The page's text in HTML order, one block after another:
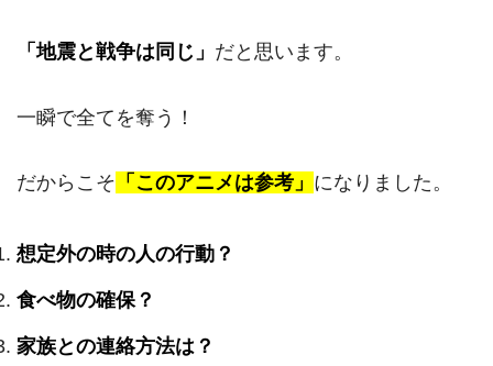
「地震と戦争は同じ」 だと思います。
一瞬で全てを奪う！
だからこそ 「このアニメは参考」 になりました。
想定外の時の人の行動？
食べ物の確保？
家族との連絡方法は？